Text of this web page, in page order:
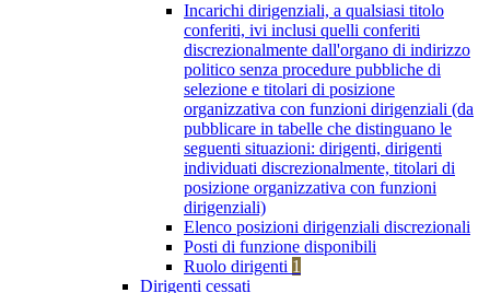
Incarichi dirigenziali, a qualsiasi titolo
conferiti, ivi inclusi quelli conferiti
discrezionalmente dall'organo di indirizzo
politico senza procedure pubbliche di
selezione e titolari di posizione
organizzativa con funzioni dirigenziali (da
pubblicare in tabelle che distinguano le
seguenti situazioni: dirigenti, dirigenti
individuati discrezionalmente, titolari di
posizione organizzativa con funzioni
dirigenziali)
Elenco posizioni dirigenziali discrezionali
Posti di funzione disponibili
Ruolo dirigenti 1
Dirigenti cessati